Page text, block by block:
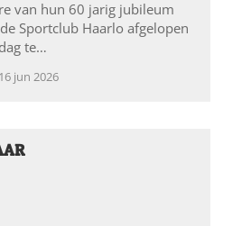
van hun 60 jarig jubileum
Sportclub Haarlo afgelopen
te…
16 jun 2026